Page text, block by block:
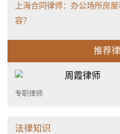
上海合同律师：办公场所房
容？
推荐
周霞律师
专职律师
法律知识